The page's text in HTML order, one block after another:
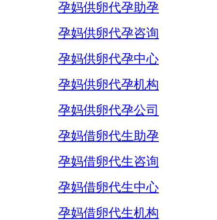
孕妈供卵代孕助孕
孕妈供卵代孕咨询
孕妈供卵代孕中心
孕妈供卵代孕机构
孕妈供卵代孕公司
孕妈借卵代生助孕
孕妈借卵代生咨询
孕妈借卵代生中心
孕妈借卵代生机构